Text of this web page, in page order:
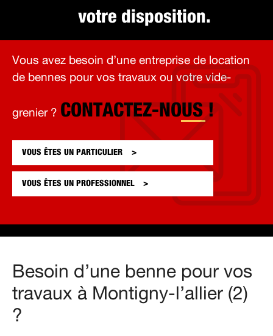
votre disposition.
Vous avez besoin d’une entreprise de location
de bennes pour vos travaux ou votre vide-
grenier ? CONTACTEZ-NOUS !
VOUS ÊTES UN PARTICULIER
VOUS ÊTES UN PROFESSIONNEL
Besoin d’une benne pour vos
travaux à Montigny-l’allier (2)
?